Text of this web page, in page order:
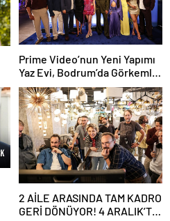
Prime Video’nun Yeni Yapımı
Yaz Evi, Bodrum’da Görkemli
Gala ile Tanıtıldı
2 AİLE ARASINDA TAM KADRO
GERİ DÖNÜYOR! 4 ARALIK’TA